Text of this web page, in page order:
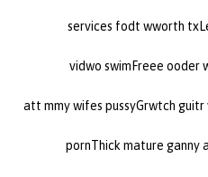
services fodt wworth
vidwo swimFreee ooder
att mmy wifes pussyGrwtch
pornThick mature ganny